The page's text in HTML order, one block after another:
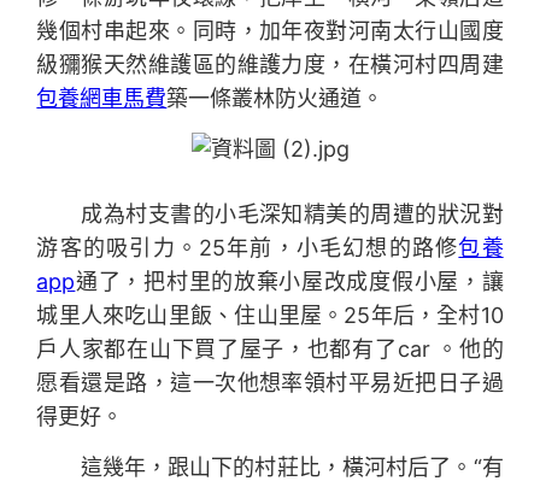
幾個村串起來。同時，加年夜對河南太行山國度
級獼猴天然維護區的維護力度，在橫河村四周建
包養網車馬費築一條叢林防火通道。
成為村支書的小毛深知精美的周遭的狀況對
游客的吸引力。25年前，小毛幻想的路修包養
app通了，把村里的放棄小屋改成度假小屋，讓
城里人來吃山里飯、住山里屋。25年后，全村10
戶人家都在山下買了屋子，也都有了car 。他的
愿看還是路，這一次他想率領村平易近把日子過
得更好。
這幾年，跟山下的村莊比，橫河村后了。“有